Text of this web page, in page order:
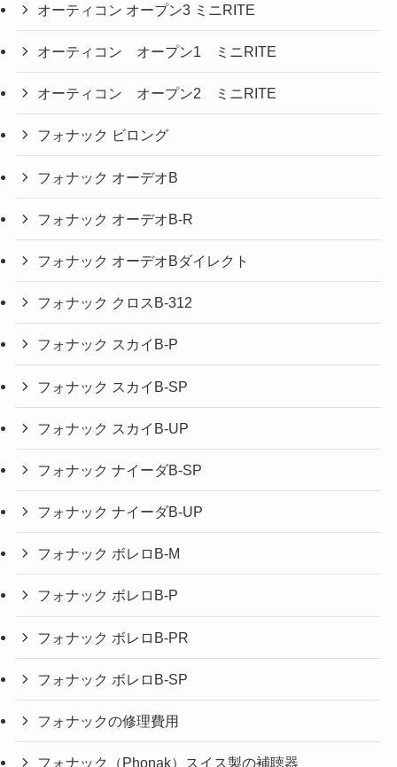
オーティコン オープン3 ミニRITE
オーティコン オープン1 ミニRITE
オーティコン オープン2 ミニRITE
フォナック ビロング
フォナック オーデオB
フォナック オーデオB-R
フォナック オーデオBダイレクト
フォナック クロスB-312
フォナック スカイB-P
フォナック スカイB-SP
フォナック スカイB-UP
フォナック ナイーダB-SP
フォナック ナイーダB-UP
フォナック ボレロB-M
フォナック ボレロB-P
フォナック ボレロB-PR
フォナック ボレロB-SP
フォナックの修理費用
フォナック（Phonak）スイス製の補聴器